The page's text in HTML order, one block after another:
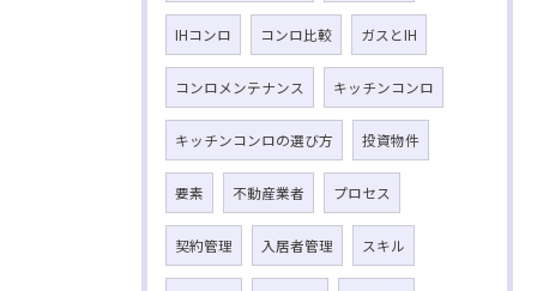
IHコンロ コンロ比較 ガスとIH
コンロメンテナンス キッチンコンロ
キッチンコンロの選び方 投資物件
要素 不動産業者 プロセス
契約管理 入居者管理 スキル